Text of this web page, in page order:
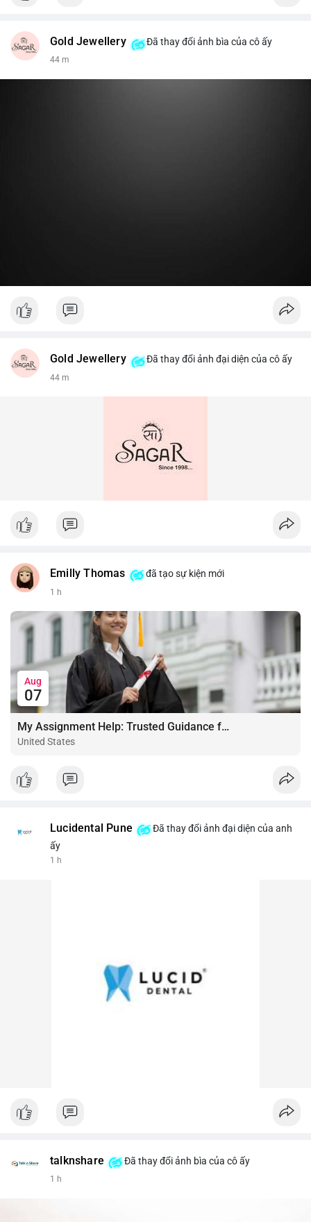
Gold Jewellery Đã thay đổi ảnh bìa của cô ấy
44 m
Gold Jewellery Đã thay đổi ảnh đại diện của cô ấy
44 m
Emilly Thomas đã tạo sự kiện mới
1 h
Aug
07
My Assignment Help: Trusted Guidance for Academic Excellence
United States
Lucidental Pune
Đã thay đổi ảnh đại diện của anh
ấy
1 h
talknshare Đã thay đổi ảnh bìa của cô ấy
1 h